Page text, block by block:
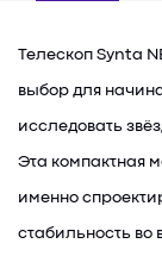
Телескоп Synta
выбор для
исследовать
Эта компактная
именно
стабильность